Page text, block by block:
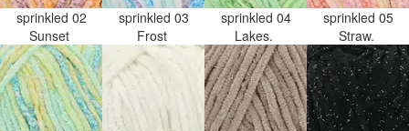
sprinkled 02
Sunset
sprinkled 03
Frost
sprinkled 04
Lakes.
sprinkled 05
Straw.